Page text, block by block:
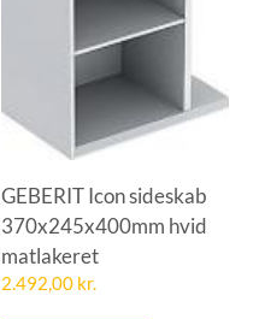
GEBERIT Icon sideskab
370x245x400mm hvid
matlakeret
2.492,00 kr.